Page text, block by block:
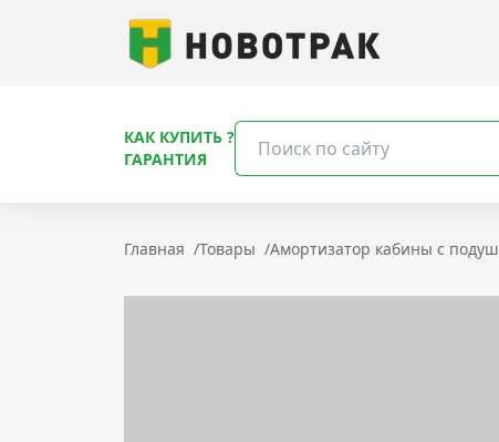
КАК КУПИТЬ ?
ГАРАНТИЯ
Главная /Товары /Амортизатор кабины с